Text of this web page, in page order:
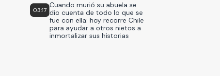
03:17
Cuando murió su abuela se
dio cuenta de todo lo que se
fue con ella: hoy recorre Chile
para ayudar a otros nietos a
inmortalizar sus historias